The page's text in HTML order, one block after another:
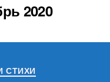
2020
СТИХИ